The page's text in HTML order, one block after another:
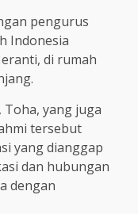
pengurus
Indonesia
di rumah
Toha, yang juga
tersebut
yang dianggap
dan hubungan
dengan